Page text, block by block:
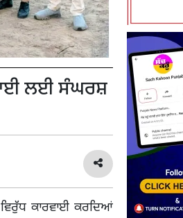
ਲਈ ਸੰਘਰਸ਼
ਕਾਰਵਾਈ ਕਰਦਿਆਂ